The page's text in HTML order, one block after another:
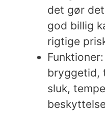
det gør
god billig
rigtige
bryggetid,
sluk,